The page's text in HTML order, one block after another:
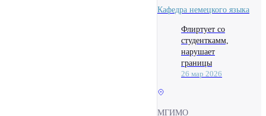
Кафедра немецкого языка
Флиртует со
студенткамм,
нарушает
границы
26 мар 2026
МГИМО